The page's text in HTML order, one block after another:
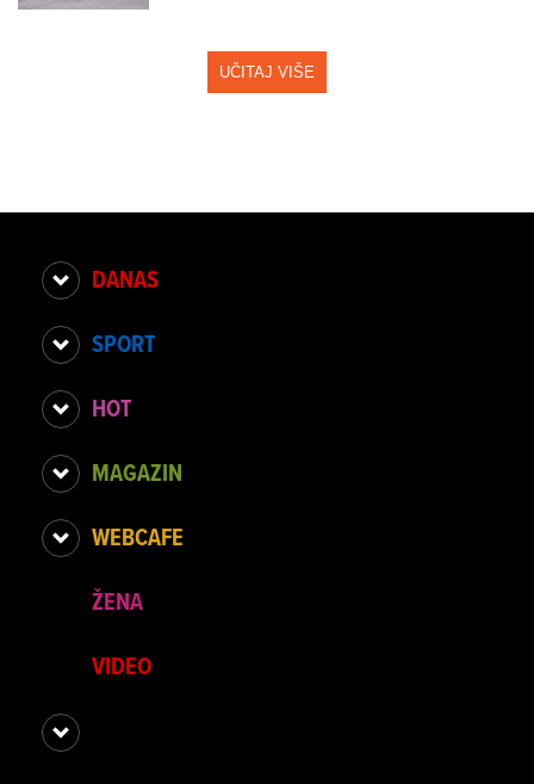
UČITAJ VIŠE
DANAS
SPORT
HOT
MAGAZIN
WEBCAFE
ŽENA
VIDEO